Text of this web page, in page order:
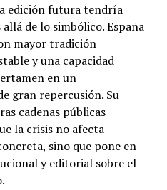
edición futura tendría
allá de lo simbólico. España
mayor tradición
y una capacidad
en un
gran repercusión. Su
cadenas públicas
la crisis no afecta
sino que pone en
y editorial sobre el